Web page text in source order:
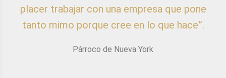
placer trabajar con una empresa que pone
tanto mimo porque cree en lo que hace”.
Párroco de Nueva York